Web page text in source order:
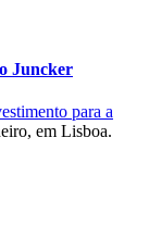
Juncker
para a
em Lisboa.